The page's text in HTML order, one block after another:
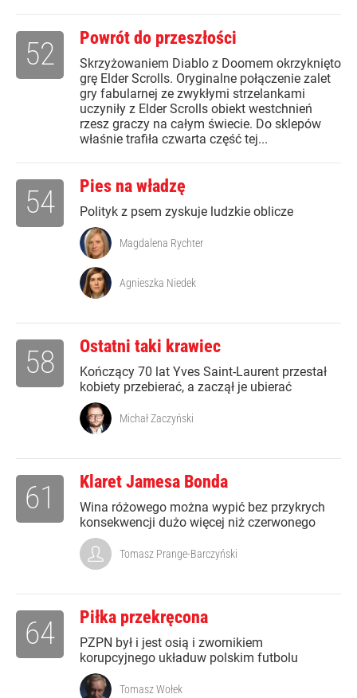
Powrót do przeszłości
Skrzyżowaniem Diablo z Doomem okrzyknięto
grę Elder Scrolls. Oryginalne połączenie zalet
gry fabularnej ze zwykłymi strzelankami
uczyniły z Elder Scrolls obiekt westchnień
rzesz graczy na całym świecie. Do sklepów
właśnie trafiła czwarta część tej...
52
Pies na władzę
Polityk z psem zyskuje ludzkie oblicze
54
Magdalena Rychter
Agnieszka Niedek
Ostatni taki krawiec
Kończący 70 lat Yves Saint-Laurent przestał
kobiety przebierać, a zaczął je ubierać
58
Michał Zaczyński
Klaret Jamesa Bonda
Wina różowego można wypić bez przykrych
konsekwencji dużo więcej niż czerwonego
61
Tomasz Prange-Barczyński
Piłka przekręcona
PZPN był i jest osią i zwornikiem
korupcyjnego układuw polskim futbolu
64
Tomasz Wołek